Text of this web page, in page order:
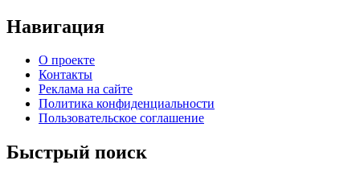
Навигация
О проекте
Контакты
Реклама на сайте
Политика конфиденциальности
Пользовательское соглашение
Быстрый поиск